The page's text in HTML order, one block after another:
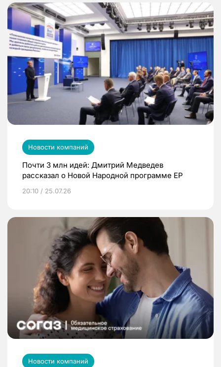
Новости компаний
Почти 3 млн идей: Дмитрий Медведев
рассказал о Новой Народной программе ЕР
20:10 / 25.07.26
Новости компаний